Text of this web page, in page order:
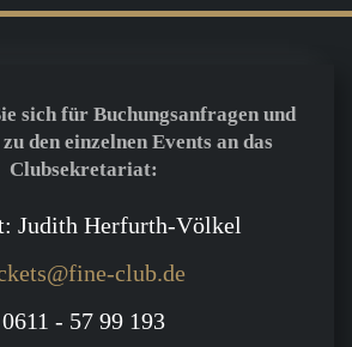
sich für Buchungsanfragen und
den einzelnen Events an das
Clubsekretariat:
Judith Herfurth-Völkel
club.de
0611 - 57 99 193